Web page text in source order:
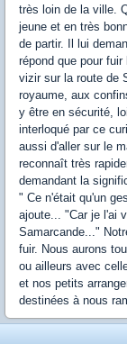
très loin de la ville.
jeune et en très
de partir. Il lui
répond que pour
vizir sur la route de
royaume, aux
y être en sécurité,
interloqué par ce
aussi d'aller sur le
reconnaît très
demandant la
" Ce n'était qu'un
ajoute... "Car je l'ai
Samarcande..."
fuir. Nous aurons
ou ailleurs avec
et nos petits
destinées à nous